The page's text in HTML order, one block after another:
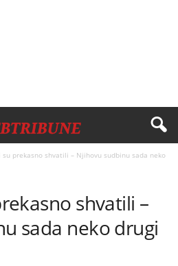
su prekasno shvatili – Njihovu sudbinu sada neko
shvatili –
sada neko drugi